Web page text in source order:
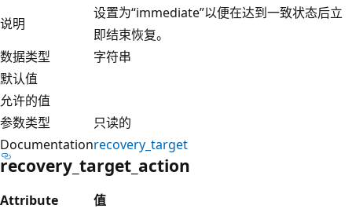
说明
设置为“immediate”以便在达到一致状态后立
即结束恢复。
数据类型
字符串
默认值
允许的值
参数类型
只读的
Documentationrecovery_target
recovery_target_action
Attribute
值